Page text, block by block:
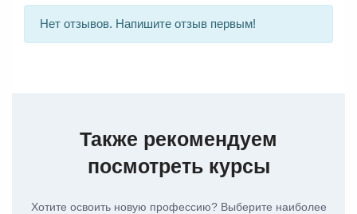
Нет отзывов. Напишите отзыв первым!
Также рекомендуем
посмотреть курсы
Хотите освоить новую профессию? Выберите наиболее